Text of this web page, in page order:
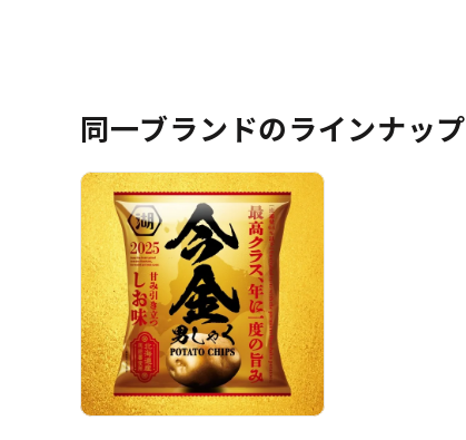
同一ブランドのラインナップ